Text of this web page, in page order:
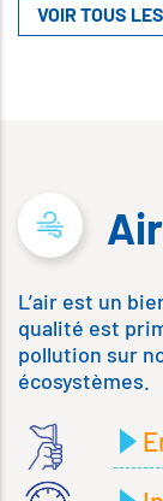
VOIR TOUS
Air
L’air est un
qualité est
pollution sur
écosystèmes.